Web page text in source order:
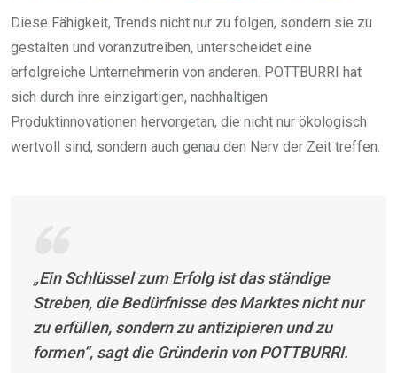
Diese Fähigkeit, Trends nicht nur zu folgen, sondern sie zu
gestalten und voranzutreiben, unterscheidet eine
erfolgreiche Unternehmerin von anderen. POTTBURRI hat
sich durch ihre einzigartigen, nachhaltigen
Produktinnovationen hervorgetan, die nicht nur ökologisch
wertvoll sind, sondern auch genau den Nerv der Zeit treffen.
„Ein Schlüssel zum Erfolg ist das ständige
Streben, die Bedürfnisse des Marktes nicht nur
zu erfüllen, sondern zu antizipieren und zu
formen“, sagt die Gründerin von POTTBURRI.